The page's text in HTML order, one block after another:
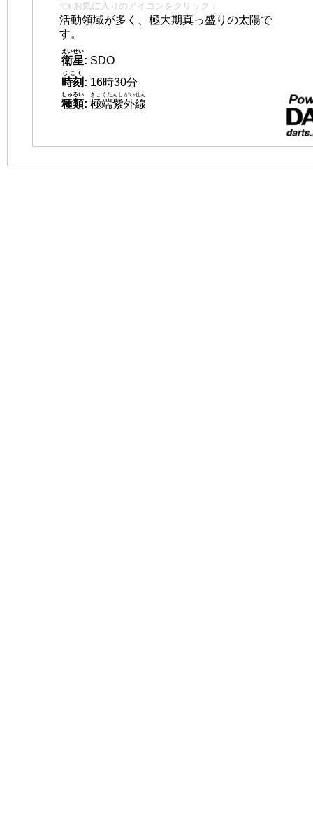
👈 お気に入りのアイコンをクリック！
活動領域が多く、極大期真っ盛りの太陽で
す。
衛星
えいせい
: SDO
時刻
じこく
: 16時30分
種類
しゅるい
: 極端紫外線
きょくたんしがいせん